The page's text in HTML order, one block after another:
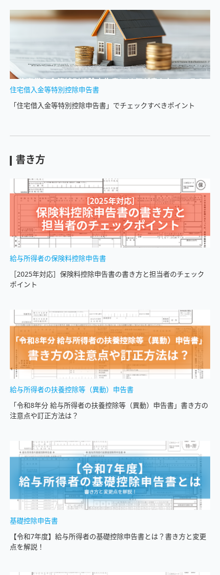
住宅借入金等特別控除申告書
「住宅借入金等特別控除申告書」でチェックすべきポイント
書き方
給与所得者の保険料控除申告書
［2025年対応］保険料控除申告書の書き方と担当者のチェック
ポイント
給与所得者の扶養控除等（異動）申告書
「令和8年分 給与所得者の扶養控除等（異動）申告書」書き⽅の
注意点や訂正方法は？
基礎控除申告書
【令和7年度】給与所得者の基礎控除申告書とは？書き方と変更
点を解説！